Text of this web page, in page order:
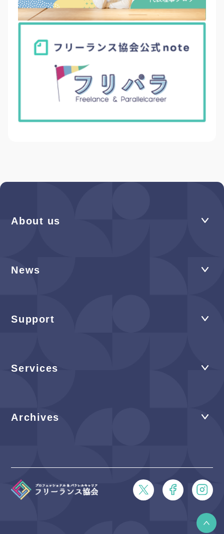
About us
News
Support
Services
Archives